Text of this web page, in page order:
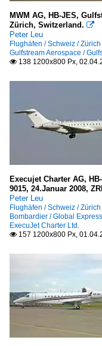
MWM AG, HB-JES,
Zürich, Switzerland. 
Peter Leu
Flughäfen / Schweiz /
Gulfstream Aerospace /
 138 1200x800 Px,
Execujet Charter AG,
9015, 24.Januar 2008,
Peter Leu
Flughäfen / Schweiz /
Bombardier / Global
ExecuJet Charter Ltd.
 157 1200x800 Px,